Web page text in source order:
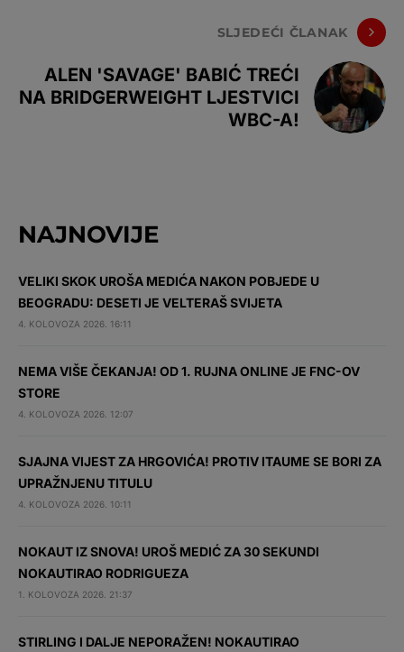
SLJEDEĆI ČLANAK
ALEN 'SAVAGE' BABIĆ TREĆI
NA BRIDGERWEIGHT LJESTVICI
WBC-A!
NAJNOVIJE
VELIKI SKOK UROŠA MEDIĆA NAKON POBJEDE U
BEOGRADU: DESETI JE VELTERAŠ SVIJETA
4. KOLOVOZA 2026. 16:11
NEMA VIŠE ČEKANJA! OD 1. RUJNA ONLINE JE FNC-OV
STORE
4. KOLOVOZA 2026. 12:07
SJAJNA VIJEST ZA HRGOVIĆA! PROTIV ITAUME SE BORI ZA
UPRAŽNJENU TITULU
4. KOLOVOZA 2026. 10:11
NOKAUT IZ SNOVA! UROŠ MEDIĆ ZA 30 SEKUNDI
NOKAUTIRAO RODRIGUEZA
1. KOLOVOZA 2026. 21:37
STIRLING I DALJE NEPORAŽEN! NOKAUTIRAO